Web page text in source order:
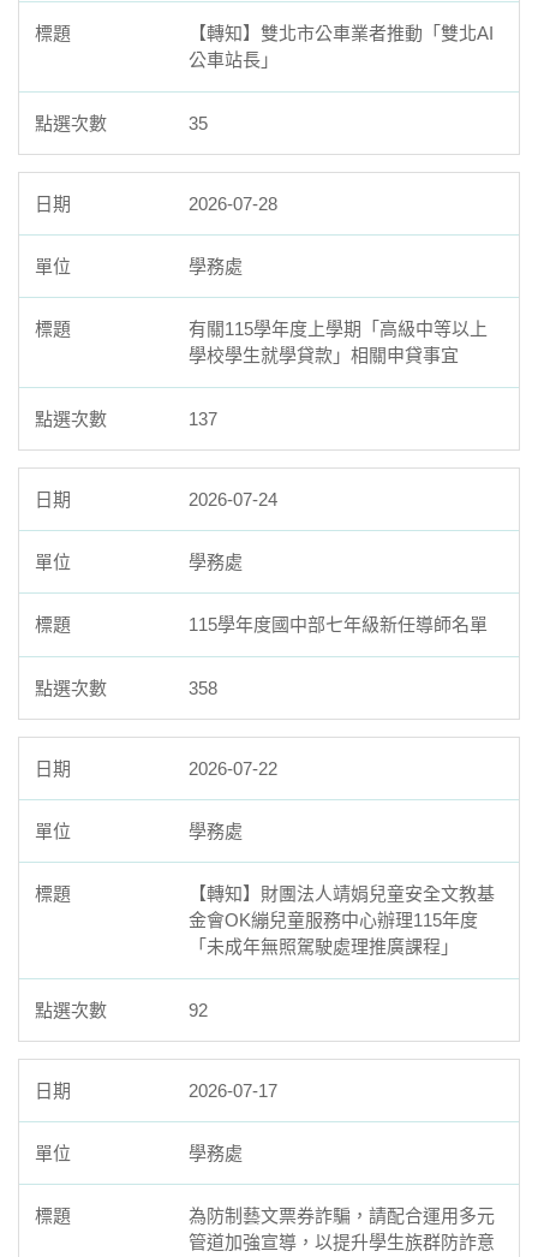
【轉知】雙北市公車業者推動「雙北AI
公車站長」
35
2026-07-28
學務處
有關115學年度上學期「高級中等以上
學校學生就學貸款」相關申貸事宜
137
2026-07-24
學務處
115學年度國中部七年級新任導師名單
358
2026-07-22
學務處
【轉知】財團法人靖娟兒童安全文教基
金會OK繃兒童服務中心辦理115年度
「未成年無照駕駛處理推廣課程」
92
2026-07-17
學務處
為防制藝文票券詐騙，請配合運用多元
管道加強宣導，以提升學生族群防詐意